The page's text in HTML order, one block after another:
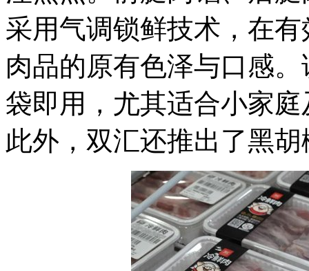
采用气调锁鲜技术，在
肉品的原有色泽与口感
袋即用，尤其适合小家
此外，双汇还推出了黑